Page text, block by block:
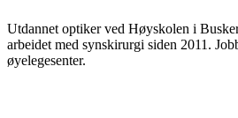
Utdannet optiker ved Høyskolen i
arbeidet med synskirurgi siden 2011.
øyelegesenter.